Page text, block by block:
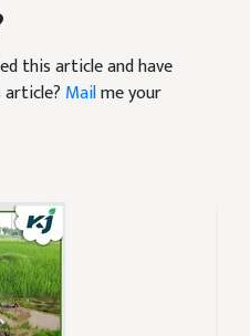
this article and have
Mailme your